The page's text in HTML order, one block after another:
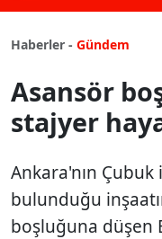
Haberler - Gündem
Asansör
stajyer
Ankara'nın
bulunduğu
boşluğuna düşen